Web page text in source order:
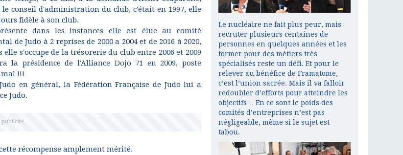
conseil d'administration du club, c'était en 1997, elle
fidèle à son club.
dans les instances elle est élue au comité
de Judo à 2 reprises de 2000 a 2004 et de 2016 à 2020,
elle s'occupe de la trésorerie du club entre 2006 et 2009
la présidence de l'Alliance Dojo 71 en 2009, poste
mal !!!
en général, la Fédération Française de Judo lui a
Judo.
récompense amplement mérité.
Le nucléaire ne fait plus peur, mais
recruter plusieurs centaines de
personnes en quelques années et les
former pour des métiers très
spécialisés reste un défi. Et pour le
relever au bénéfice de Framatome,
c’est l’union sacrée. Mais il va falloir
redoubler d’efforts pour atteindre les
objectifs… En ce sont le poids des
comités d’entreprises n’est pas
négligeable, même si le sujet est
tabou.